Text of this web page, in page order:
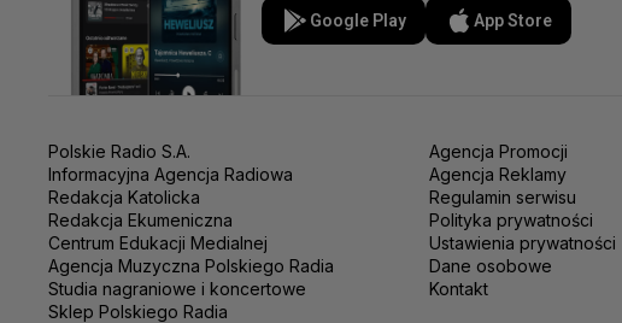
Google Play App Store
Polskie Radio S.A.
Informacyjna Agencja Radiowa
Redakcja Katolicka
Redakcja Ekumeniczna
Centrum Edukacji Medialnej
Agencja Muzyczna Polskiego Radia
Studia nagraniowe i koncertowe
Sklep Polskiego Radia
Agencja Promocji
Agencja Reklamy
Regulamin serwisu
Polityka prywatności
Ustawienia prywatności
Dane osobowe
Kontakt